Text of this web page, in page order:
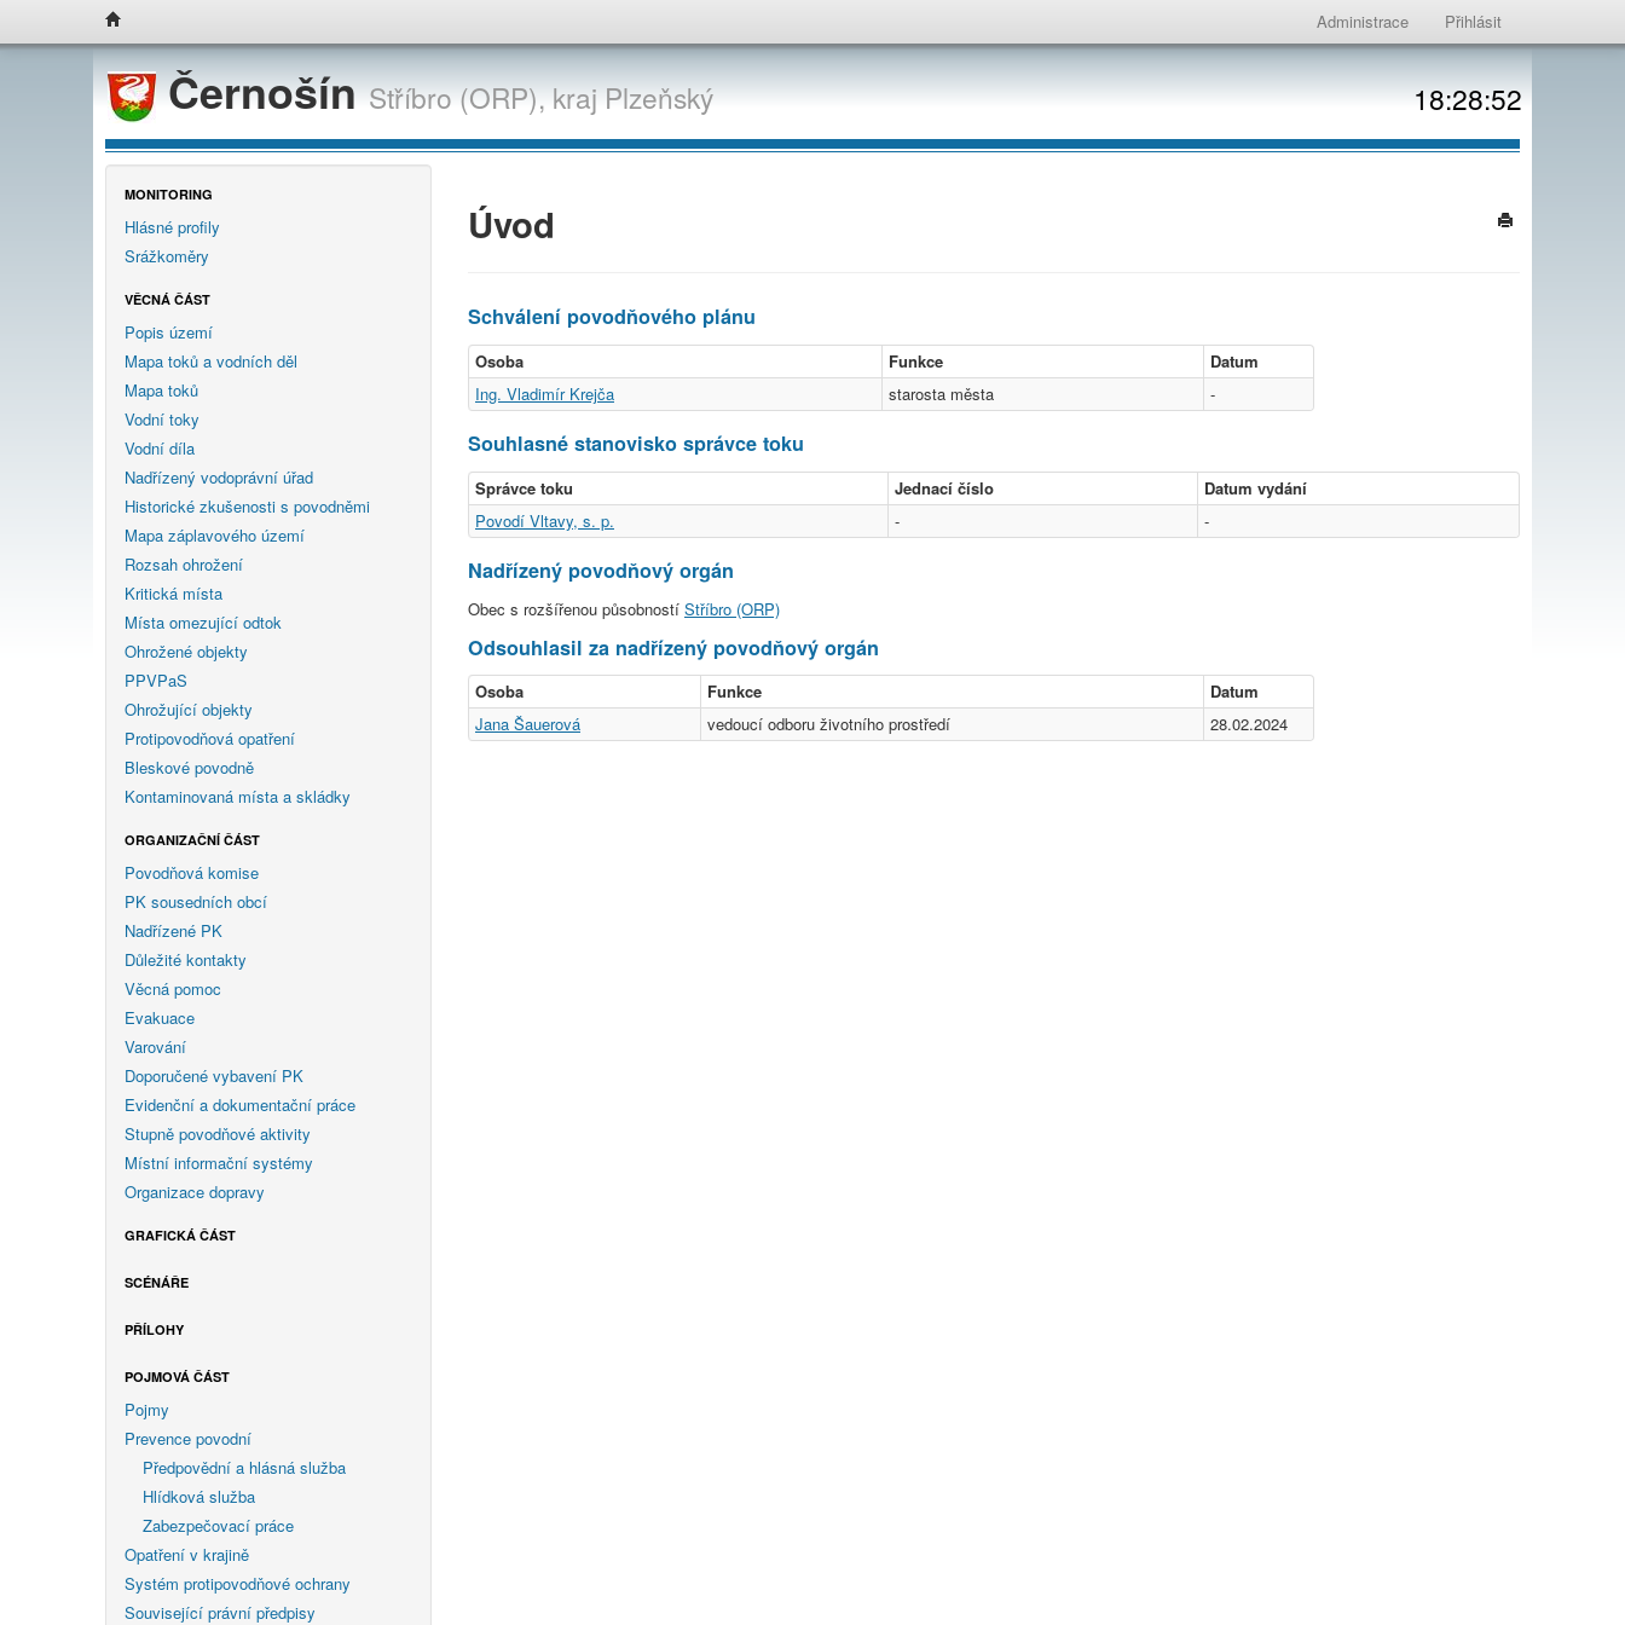
Administrace Přihlásit
ČernošínStříbro (ORP),krajPlzeňský 18:28:52
MONITORING
Hlásné profily
Srážkoměry
VĚCNÁ ČÁST
Popis území
Mapa toků a vodních děl
Mapa toků
Vodní toky
Vodní díla
Nadřízený vodoprávní úřad
Historické zkušenosti s povodněmi
Mapa záplavového území
Rozsah ohrožení
Kritická místa
Místa omezující odtok
Ohrožené objekty
PPVPaS
Ohrožující objekty
Protipovodňová opatření
Bleskové povodně
Kontaminovaná místa a skládky
ORGANIZAČNÍ ČÁST
Povodňová komise
PK sousedních obcí
Nadřízené PK
Důležité kontakty
Věcná pomoc
Evakuace
Varování
Doporučené vybavení PK
Evidenční a dokumentační práce
Stupně povodňové aktivity
Místní informační systémy
Organizace dopravy
GRAFICKÁ ČÁST
SCÉNÁŘE
PŘÍLOHY
POJMOVÁ ČÁST
Pojmy
Prevence povodní
Předpovědní a hlásná služba
Hlídková služba
Zabezpečovací práce
Opatření v krajině
Systém protipovodňové ochrany
Související právní předpisy
Úvod
Schválení povodňového plánu
Osoba Funkce
Datum
Ing. Vladimír Krejča
starosta města -
Souhlasné stanovisko správce toku
Správce toku Jednací číslo
Datum vydání
Povodí Vltavy, s. p.
- -
Nadřízený povodňový orgán
Obec s rozšířenou působností Stříbro (ORP)
Odsouhlasil za nadřízený povodňový orgán
Osoba Funkce
Datum
Jana Šauerová
vedoucí odboru životního prostředí 28.02.2024